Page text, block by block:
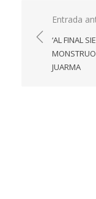
de
entradas
Entrada
‘AL FINAL
JUARMA